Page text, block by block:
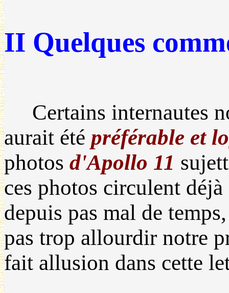
II Quelques
Certains internautes
aurait été préférable et
photos d'Apollo 11
ces photos circulent
depuis pas mal de
pas trop allourdir notre
fait allusion dans cette